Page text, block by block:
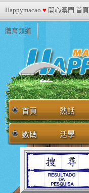
Happymacao ♥ 開心澳門 首頁
體育頻道
首頁 熱話
數碼 活學